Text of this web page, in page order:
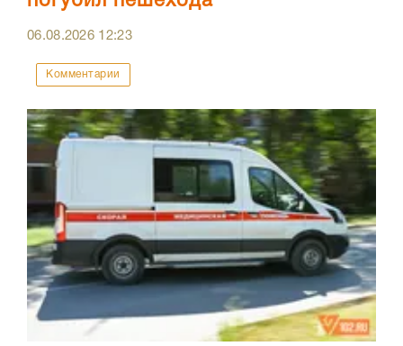
06.08.2026 12:23
Комментарии